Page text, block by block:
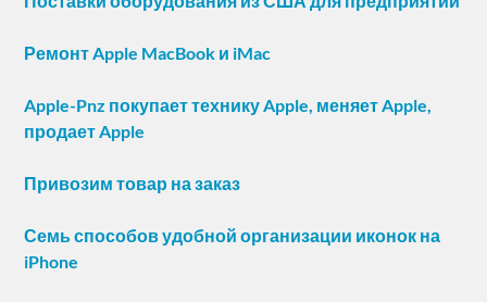
Ремонт Apple MacBook и iMac
Apple-Pnz покупает технику Apple, меняет Apple,
продает Apple
Привозим товар на заказ
Семь способов удобной организации иконок на
iPhone